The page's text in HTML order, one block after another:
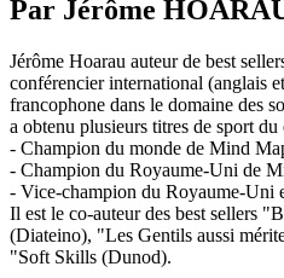
Par Jérôme
Jérôme Hoarau auteur de best
conférencier international (anglais
francophone dans le domaine des
a obtenu plusieurs titres de sport du
- Champion du monde de Mind
- Champion du Royaume-Uni de
- Vice-champion du Royaume-Uni
Il est le co-auteur des best sellers
(Diateino), "Les Gentils aussi
"Soft Skills (Dunod).